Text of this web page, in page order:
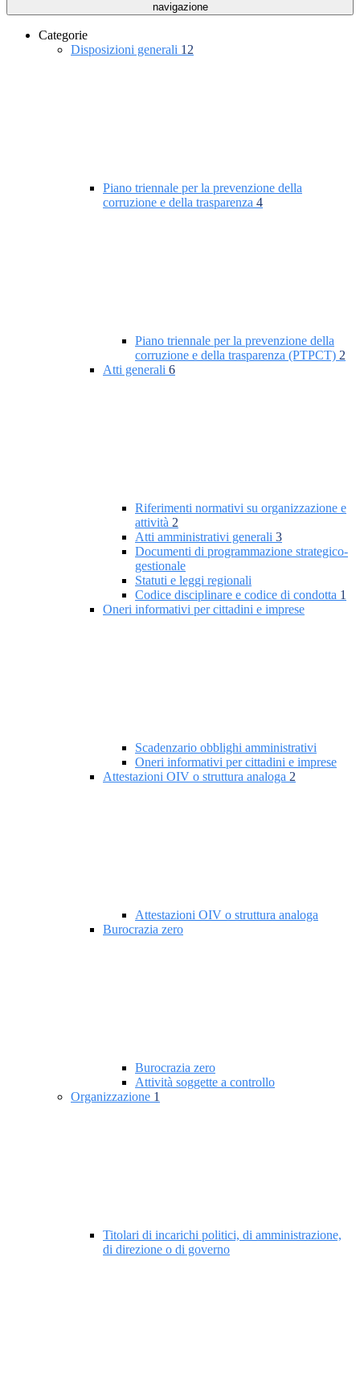
navigazione
Categorie
Disposizioni generali 12
Piano triennale per la prevenzione della
corruzione e della trasparenza 4
Piano triennale per la prevenzione della
corruzione e della trasparenza (PTPCT) 2
Atti generali 6
Riferimenti normativi su organizzazione e
attività 2
Atti amministrativi generali 3
Documenti di programmazione strategico-
gestionale
Statuti e leggi regionali
Codice disciplinare e codice di condotta 1
Oneri informativi per cittadini e imprese
Scadenzario obblighi amministrativi
Oneri informativi per cittadini e imprese
Attestazioni OIV o struttura analoga 2
Attestazioni OIV o struttura analoga
Burocrazia zero
Burocrazia zero
Attività soggette a controllo
Organizzazione 1
Titolari di incarichi politici, di amministrazione,
di direzione o di governo